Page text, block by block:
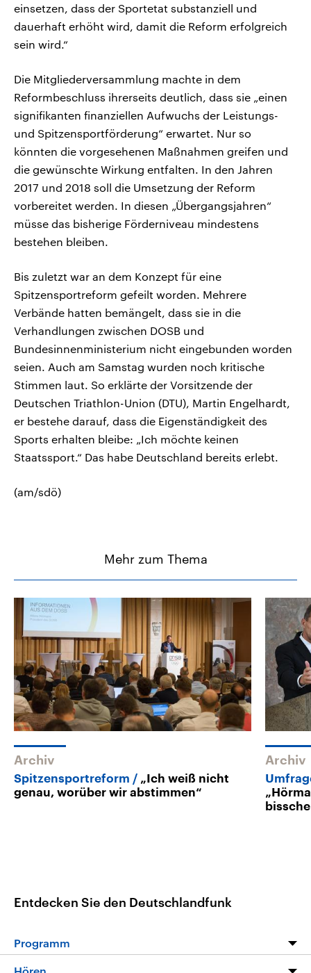
einsetzen, dass der Sportetat substanziell und
dauerhaft erhöht wird, damit die Reform erfolgreich
sein wird.“
Die Mitgliederversammlung machte in dem
Reformbeschluss ihrerseits deutlich, dass sie „einen
signifikanten finanziellen Aufwuchs der Leistungs-
und Spitzensportförderung“ erwartet. Nur so
könnten die vorgesehenen Maßnahmen greifen und
die gewünschte Wirkung entfalten. In den Jahren
2017 und 2018 soll die Umsetzung der Reform
vorbereitet werden. In diesen „Übergangsjahren“
müsse das bisherige Förderniveau mindestens
bestehen bleiben.
Bis zuletzt war an dem Konzept für eine
Spitzensportreform gefeilt worden. Mehrere
Verbände hatten bemängelt, dass sie in die
Verhandlungen zwischen DOSB und
Bundesinnenministerium nicht eingebunden worden
seien. Auch am Samstag wurden noch kritische
Stimmen laut. So erklärte der Vorsitzende der
Deutschen Triathlon-Union (DTU), Martin Engelhardt,
er bestehe darauf, dass die Eigenständigkeit des
Sports erhalten bleibe: „Ich möchte keinen
Staatssport.“ Das habe Deutschland bereits erlebt.
(am/sdö)
Mehr zum Thema
Archiv
Spitzensportreform
„Ich weiß nicht
genau, worüber wir abstimmen“
Archiv
Entdecken Sie den Deutschlandfunk
Programm